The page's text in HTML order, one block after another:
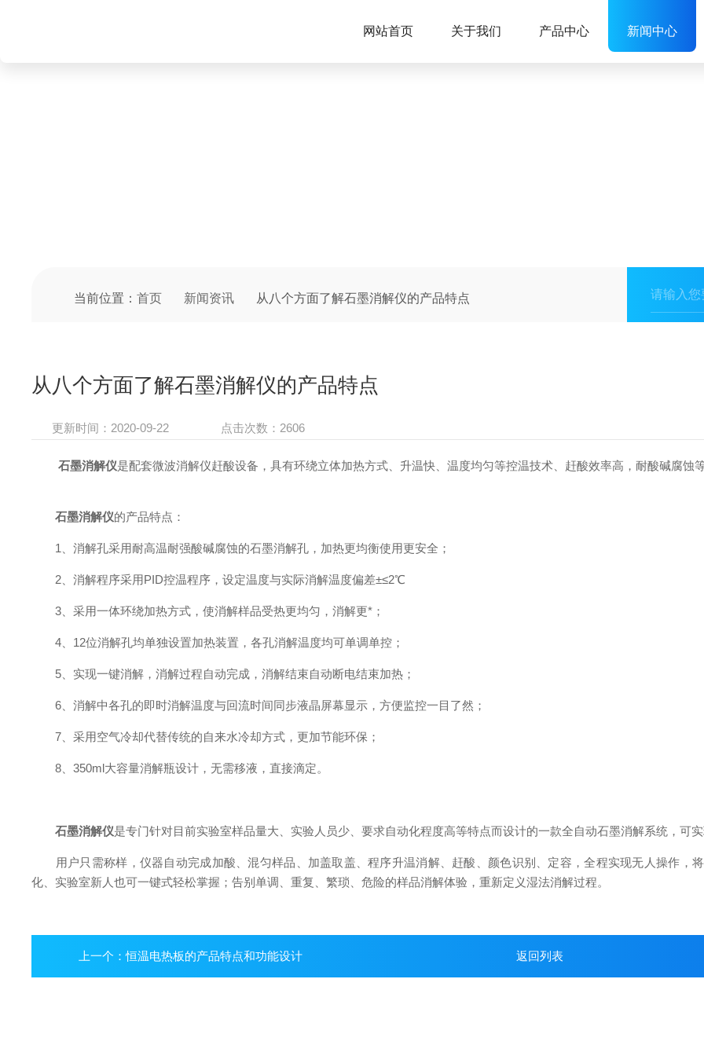
网站首页 关于我们 产品中心 新闻中心
当前位置：首页 新闻资讯 从八个方面了解石墨消解仪的产品特点
从八个方面了解石墨消解仪的产品特点
更新时间：2020-09-22 点击次数：2606
石墨消解仪是配套微波消解仪赶酸设备，具有环绕立体加热方式、升温快、温度均匀等控温技术、赶酸效率高，耐酸碱腐蚀
石墨消解仪的产品特点：
1、消解孔采用耐高温耐强酸碱腐蚀的石墨消解孔，加热更均衡使用更安全；
2、消解程序采用PID控温程序，设定温度与实际消解温度偏差±≤2℃
3、采用一体环绕加热方式，使消解样品受热更均匀，消解更*；
4、12位消解孔均单独设置加热装置，各孔消解温度均可单调单控；
5、实现一键消解，消解过程自动完成，消解结束自动断电结束加热；
6、消解中各孔的即时消解温度与回流时间同步液晶屏幕显示，方便监控一目了然；
7、采用空气冷却代替传统的自来水冷却方式，更加节能环保；
8、350ml大容量消解瓶设计，无需移液，直接滴定。
石墨消解仪是专门针对目前实验室样品量大、实验人员少、要求自动化程度高等特点而设计的一款全自动石墨消解系统，可
用户只需称样，仪器自动完成加酸、混匀样品、加盖取盖、程序升温消解、赶酸、颜色识别、定容，全程实现无人操作，
化、实验室新人也可一键式轻松掌握；告别单调、重复、繁琐、危险的样品消解体验，重新定义湿法消解过程。
上一个：恒温电热板的产品特点和功能设计 返回列表